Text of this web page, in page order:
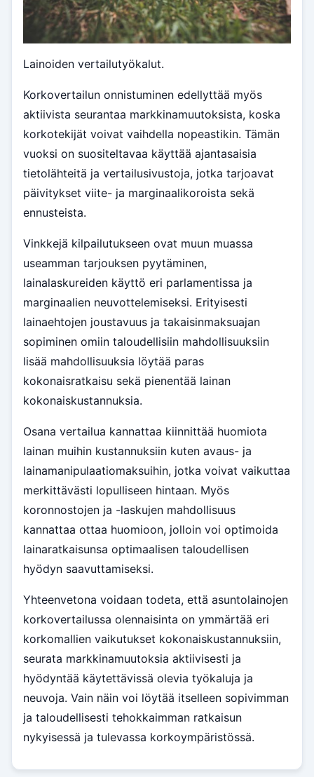
Lainoiden vertailutyökalut.
Korkovertailun onnistuminen edellyttää myös
aktiivista seurantaa markkinamuutoksista, koska
korkotekijät voivat vaihdella nopeastikin. Tämän
vuoksi on suositeltavaa käyttää ajantasaisia
tietolähteitä ja vertailusivustoja, jotka tarjoavat
päivitykset viite- ja marginaalikoroista sekä
ennusteista.
Vinkkejä kilpailutukseen ovat muun muassa
useamman tarjouksen pyytäminen,
lainalaskureiden käyttö eri parlamentissa ja
marginaalien neuvottelemiseksi. Erityisesti
lainaehtojen joustavuus ja takaisinmaksuajan
sopiminen omiin taloudellisiin mahdollisuuksiin
lisää mahdollisuuksia löytää paras
kokonaisratkaisu sekä pienentää lainan
kokonaiskustannuksia.
Osana vertailua kannattaa kiinnittää huomiota
lainan muihin kustannuksiin kuten avaus- ja
lainamanipulaatiomaksuihin, jotka voivat vaikuttaa
merkittävästi lopulliseen hintaan. Myös
koronnostojen ja -laskujen mahdollisuus
kannattaa ottaa huomioon, jolloin voi optimoida
lainaratkaisunsa optimaalisen taloudellisen
hyödyn saavuttamiseksi.
Yhteenvetona voidaan todeta, että asuntolainojen
korkovertailussa olennaisinta on ymmärtää eri
korkomallien vaikutukset kokonaiskustannuksiin,
seurata markkinamuutoksia aktiivisesti ja
hyödyntää käytettävissä olevia työkaluja ja
neuvoja. Vain näin voi löytää itselleen sopivimman
ja taloudellisesti tehokkaimman ratkaisun
nykyisessä ja tulevassa korkoympäristössä.